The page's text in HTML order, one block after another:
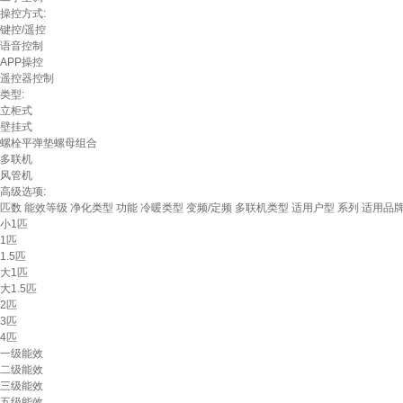
操控方式:
键控/遥控
语音控制
APP操控
遥控器控制
类型:
立柜式
壁挂式
螺栓平弹垫螺母组合
多联机
风管机
高级选项:
匹数 能效等级 净化类型 功能 冷暖类型 变频/定频 多联机类型 适用户型 系列 适用品
小1匹
1匹
1.5匹
大1匹
大1.5匹
2匹
3匹
4匹
一级能效
二级能效
三级能效